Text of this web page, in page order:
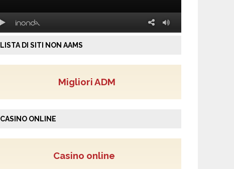
LISTA DI SITI NON AAMS
Migliori ADM
CASINO ONLINE
Casino online